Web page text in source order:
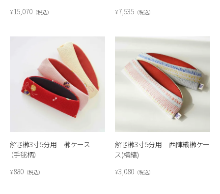
¥15,070 税込 ¥7,535 税込
解き櫛3寸5分用 櫛ケース
（手毬柄）
¥880 税込
解き櫛3寸5分用 西陣織櫛ケー
ス(横縞)
¥3,080 税込